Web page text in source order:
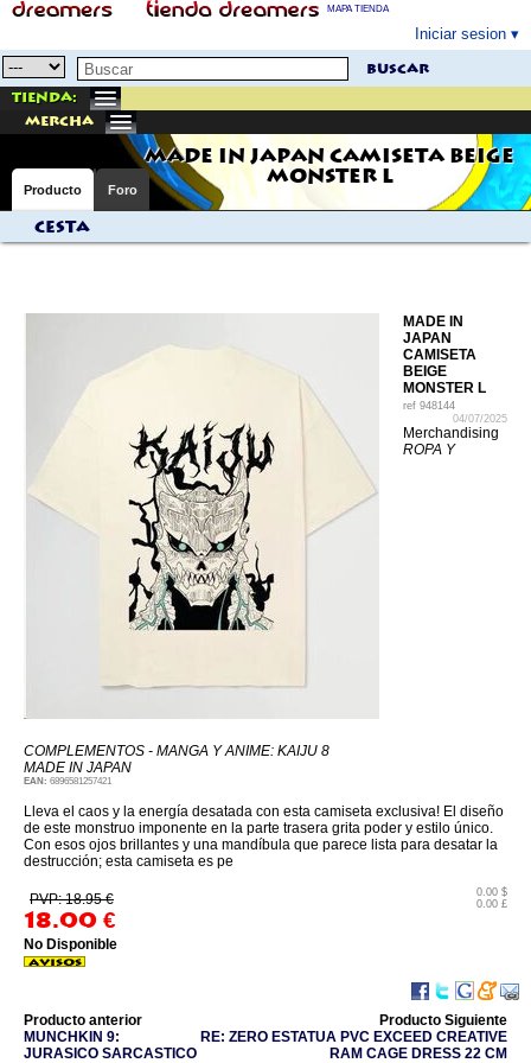
MAPA TIENDA
Iniciar sesion
buscar
Tienda:
mercha
MADE IN JAPAN CAMISETA BEIGE
MONSTER L
Producto Foro
Cesta
MADE IN
JAPAN
CAMISETA
BEIGE
MONSTER L
ref 948144
04/07/2025
Merchandising
ROPA Y
COMPLEMENTOS - MANGA Y ANIME: KAIJU 8
MADE IN JAPAN
EAN: 6896581257421
Lleva el caos y la energía desatada con esta camiseta exclusiva! El diseño
de este monstruo imponente en la parte trasera grita poder y estilo único.
Con esos ojos brillantes y una mandíbula que parece lista para desatar la
destrucción; esta camiseta es pe
PVP: 18.95 €
18.00 €
0.00 $
0.00 £
No Disponible
Producto anterior
MUNCHKIN 9:
JURASICO SARCASTICO
Producto Siguiente
RE: ZERO ESTATUA PVC EXCEED CREATIVE
RAM CAGE DRESS 22 CM